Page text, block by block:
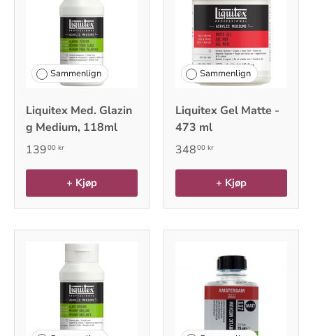
Sammenlign
Liquitex Med. Glazin
g Medium, 118ml
13900 kr
+ Kjøp
Sammenlign
Liquitex Gel Matte -
473 ml
34800 kr
+ Kjøp